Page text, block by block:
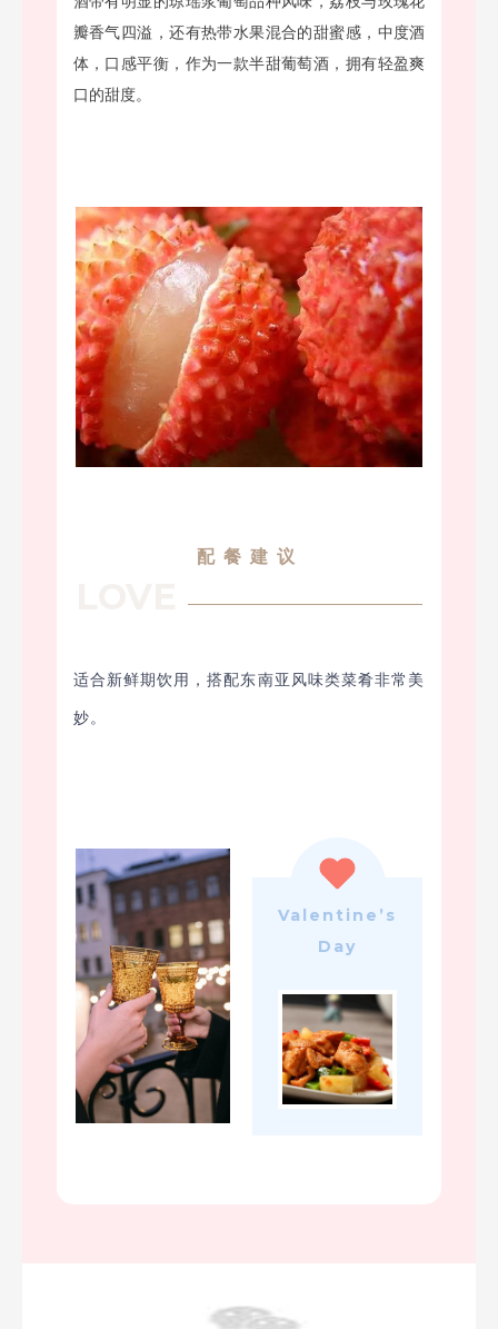
瓣香气四溢，还有热带水果混合的甜蜜感，中度酒
体，口感平衡，作为一款半甜葡萄酒，拥有轻盈爽
口的甜度。
配餐建议
适合新鲜期饮用，搭配东南亚风味类菜肴非常美
妙。
Valentine’s
Day